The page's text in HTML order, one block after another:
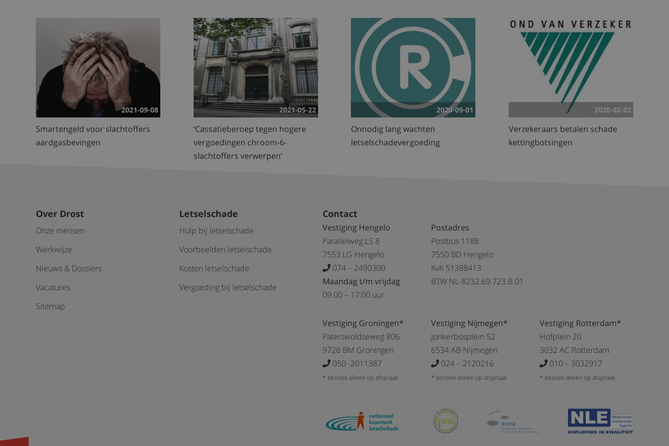
2021-09-08
Smartengeld voor slachtoffers
aardgasbevingen
2021-05-22
‘Cassatieberoep tegen hogere
vergoedingen chroom-6-
slachtoffers verwerpen’
2020-09-01
Onnodig lang wachten
letselschadevergoeding
2020-02-02
Verzekeraars betalen schade
kettingbotsingen
Over Drost
Onze mensen
Werkwijze
Nieuws & Dossiers
Vacatures
Sitemap
Letselschade
Hulp bij letselschade
Voorbeelden letselschade
Kosten letselschade
Vergoeding bij letselschade
Contact
Vestiging Hengelo
Parallelweg LS 8
7553 LG Hengelo
074 – 2490300
Maandag t/m vrijdag
09.00 – 17:00 uur
Postadres
Postbus 1188
7550 BD Hengelo
KvK 51388413
BTW NL-8232.69.723.B.01
Vestiging Groningen*
Paterswoldseweg 806
9728 BM Groningen
050 -2011387
* bezoek alleen op afspraak
Vestiging Nijmegen*
Jonkerbosplein 52
6534 AB Nijmegen
024 – 2120216
* bezoek alleen op afspraak
Vestiging Rotterdam*
Hofplein 20
3032 AC Rotterdam
010 – 3032917
* bezoek alleen op afspraak